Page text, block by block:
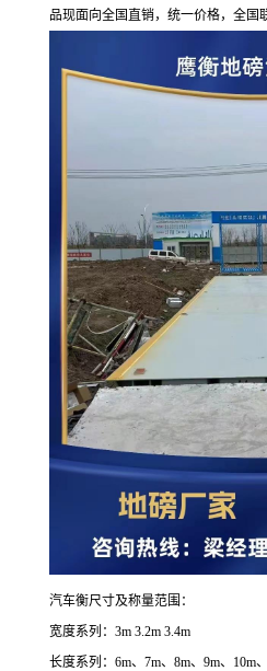
品现面向全国直销，统一价格，全国
汽车衡尺寸及称量范围：
宽度系列：3m 3.2m 3.4m
长度系列：6m、7m、8m、9m、10m